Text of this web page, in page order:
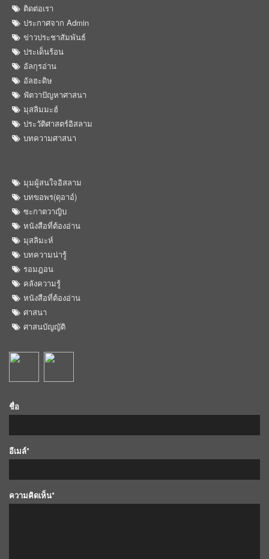
ติดต่อเรา
ประกาศจาก Admin
ข่าวประชาสัมพันธ์
ประเด็นร้อน
อัลกุรอ่าน
อัลฮะดิษ
ฟัตวาปัญหาศาสนา
มุสลิมมะฮ์
ประวัติศาสตร์อิสลาม
บทความศาสนา
มุมผู้สนใจอิสลาม
บทขอพร(ดุอาอ์)
ซะกาตวาญิบ
หนังสือที่ต้องอ่าน
มุสลิมะห์
บทความน่ารู้
รอมฎอน
คลังความรู้
หนังสือที่ต้องอ่าน
ศาสนา
ศาสนบัญญัติ
ชื่อ
อีเมล์*
ความคิดเห็น*